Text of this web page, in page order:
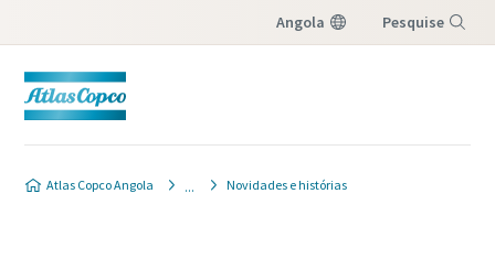
Angola Pesquise
Atlas Copco Angola Novidades e histórias